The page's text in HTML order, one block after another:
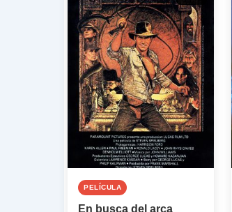
PELÍCULA
En busca del arca